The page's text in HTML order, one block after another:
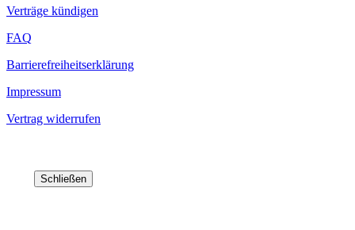
Verträge kündigen
FAQ
Barrierefreiheitserklärung
Impressum
Vertrag widerrufen
Schließen